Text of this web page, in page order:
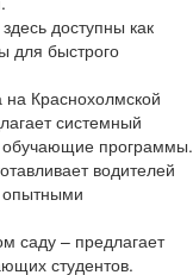
доступны как
для быстрого
Краснохолмской
системный
обучающие программы.
водителей
опытными
саду – предлагает
студентов.